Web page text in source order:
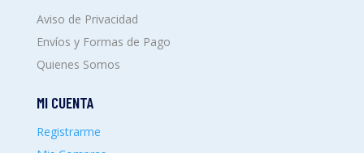
Aviso de Privacidad
Envíos y Formas de Pago
Quienes Somos
MI CUENTA
Registrarme